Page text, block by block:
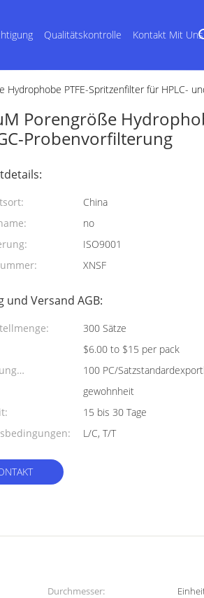
Qualitätskontrolle Kontakt Mit Uns
Hydrophobe PTFE-Spritzenfilter für HPLC-
Porengröße
Probenvorfilterung
China
no
ISO9001
XNSF
und Versand AGB:
300 Sätze
$6.00 to $15 per pack
100 PC/
gewohnheit
15 bis 30 Tage
L/C, T/T
Durchmesser: